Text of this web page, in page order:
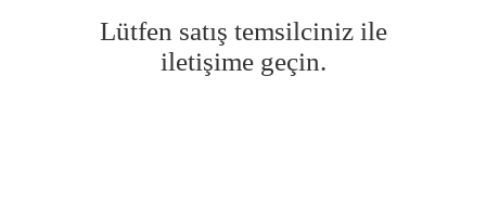
Lütfen satış temsilciniz ile
iletişime geçin.